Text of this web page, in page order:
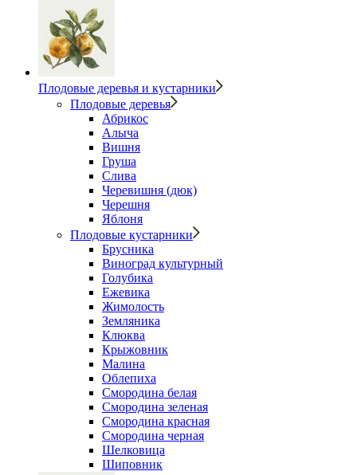
Плодовые деревья и кустарники
Плодовые деревья
Абрикос
Алыча
Вишня
Груша
Слива
Черевишня (дюк)
Черешня
Яблоня
Плодовые кустарники
Брусника
Виноград культурный
Голубика
Ежевика
Жимолость
Земляника
Клюква
Крыжовник
Малина
Облепиха
Смородина белая
Смородина зеленая
Смородина красная
Смородина черная
Шелковица
Шиповник